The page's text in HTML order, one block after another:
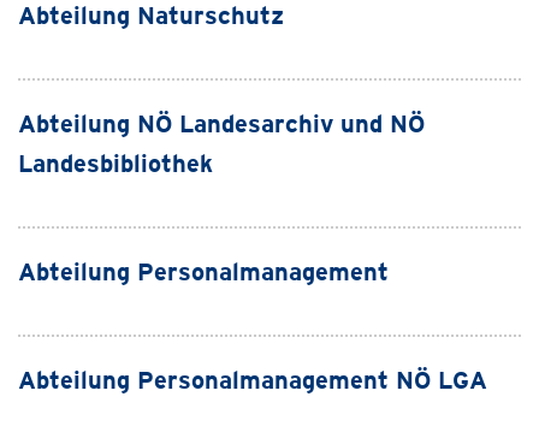
Abteilung Naturschutz
Abteilung NÖ Landesarchiv und NÖ
Landesbibliothek
Abteilung Personalmanagement
Abteilung Personalmanagement NÖ LGA